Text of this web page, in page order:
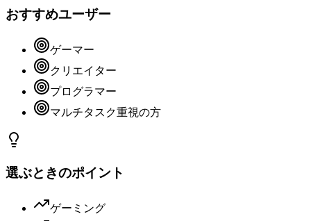
おすすめユーザー
ゲーマー
クリエイター
プログラマー
マルチタスク重視の方
選ぶときのポイント
ゲーミング